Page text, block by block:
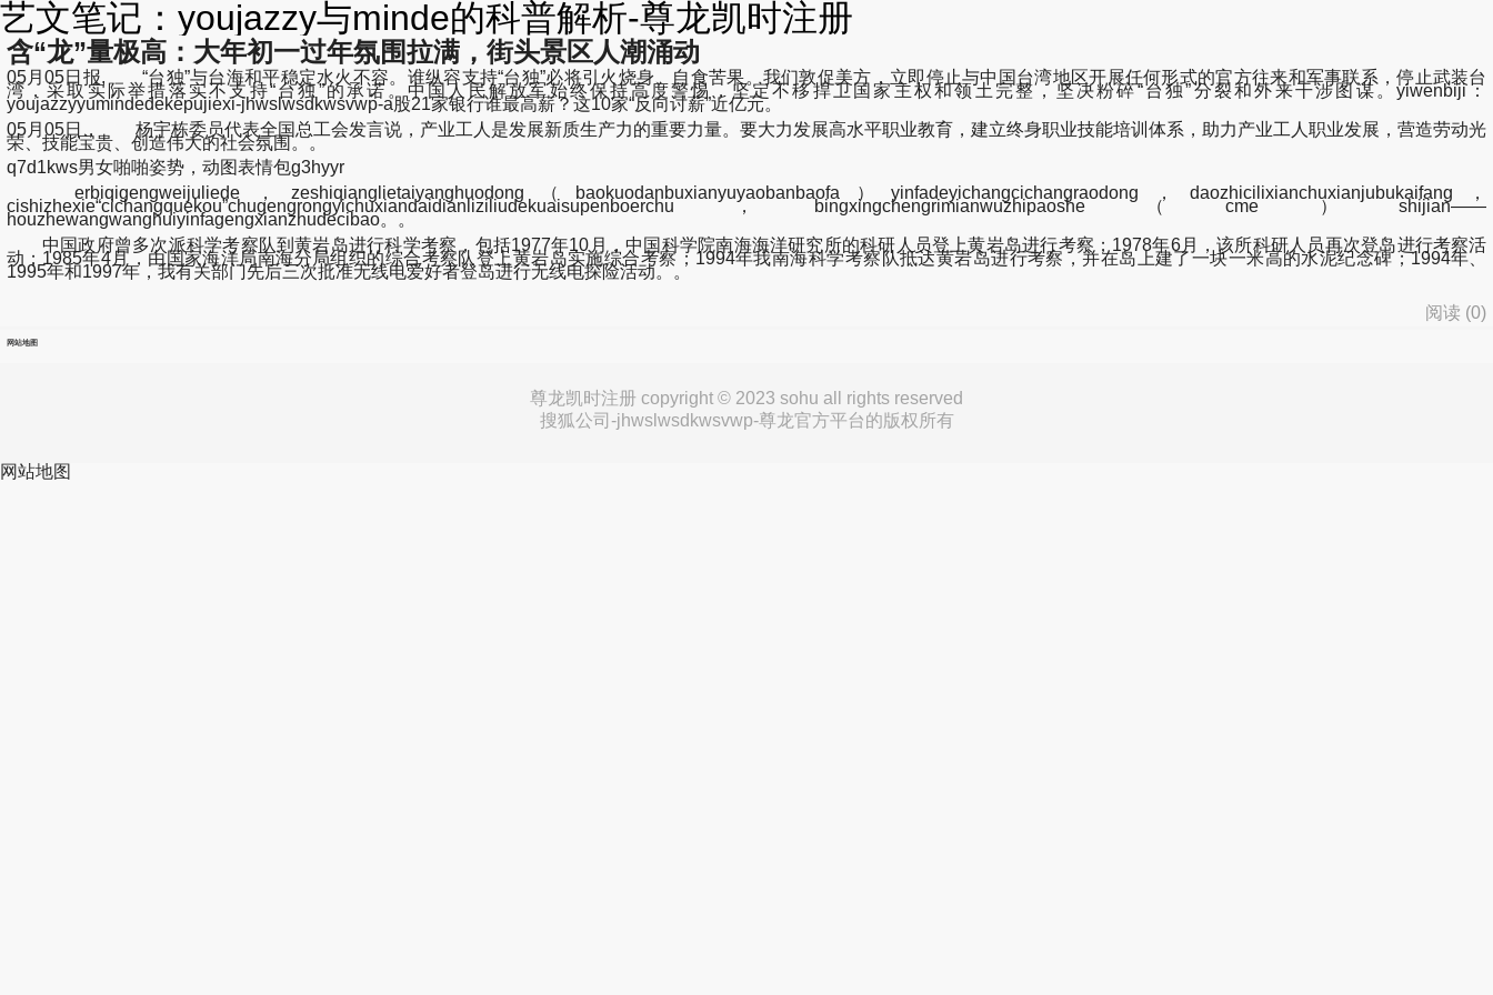
艺文笔记：youjazzy与minde的科普解析-尊龙凯时注册
含“龙”量极高：大年初一过年氛围拉满，街头景区人潮涌动
05月05日报, “台独”与台海和平稳定水火不容。谁纵容支持“台独”必将引火烧身、自食苦果。我们敦促美方，立即停止与中国台湾地区开展任何形式的官方往来和军事联系，停止武装台
湾，采取实际举措落实不支持“台独”的承诺。中国人民解放军始终保持高度警惕，坚定不移捍卫国家主权和领土完整，坚决粉碎“台独”分裂和外来干涉图谋。yiwenbiji：
youjazzyyumindedekepujiexi-jhwslwsdkwsvwp-a股21家银行谁最高薪？这10家“反向讨薪”近亿元。
05月05日， 杨宇栋委员代表全国总工会发言说，产业工人是发展新质生产力的重要力量。要大力发展高水平职业教育，建立终身职业技能培训体系，助力产业工人职业发展，营造劳动光
荣、技能宝贵、创造伟大的社会氛围。。
q7d1kws男女啪啪姿势，动图表情包g3hyyr
erbiqigengweijuliede，zeshiqianglietaiyanghuodong（baokuodanbuxianyuyaobanbaofa）yinfadeyichangcichangraodong，daozhicilixianchuxianjubukaifang，
cishizhexie“cichangquekou”chugengrongyichuxiandaidianliziliudekuaisupenboerchu，bingxingchengrimianwuzhipaoshe（cme）shijian——
houzhewangwanghuiyinfagengxianzhudecibao。。
中国政府曾多次派科学考察队到黄岩岛进行科学考察，包括1977年10月，中国科学院南海海洋研究所的科研人员登上黄岩岛进行考察；1978年6月，该所科研人员再次登岛进行考察活
动；1985年4月，由国家海洋局南海分局组织的综合考察队登上黄岩岛实施综合考察；1994年我南海科学考察队抵达黄岩岛进行考察，并在岛上建了一块一米高的水泥纪念碑；1994年、
1995年和1997年，我有关部门先后三次批准无线电爱好者登岛进行无线电探险活动。。
阅读 (0)
网站地图
尊龙凯时注册 copyright © 2023 sohu all rights reserved
搜狐公司-jhwslwsdkwsvwp-尊龙官方平台的版权所有
网站地图